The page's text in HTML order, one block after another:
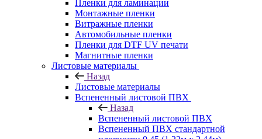
Пленки для ламинации
Монтажные пленки
Витражные пленки
Автомобильные пленки
Пленки для DTF UV печати
Магнитные пленки
Листовые материалы
Назад
Листовые материалы
Вспененный листовой ПВХ
Назад
Вспененный листовой ПВХ
Вспененный ПВХ стандартной